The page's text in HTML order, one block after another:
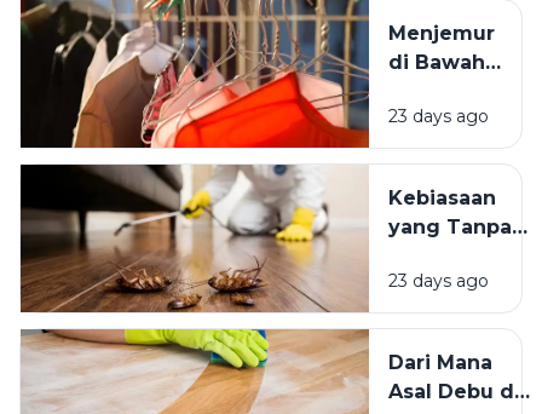
Tinggal yang
Bersih
Kesejahteraan
Kita?
Menjemur
di Bawah
atau Di
Tempat
Mana yang
Lebih
23 days ago
Kebiasaan
yang Tanpa
Mengundang
Kecoak,
Hama
Lainnya Ke
23 days ago
Dari Mana
Asal Debu di